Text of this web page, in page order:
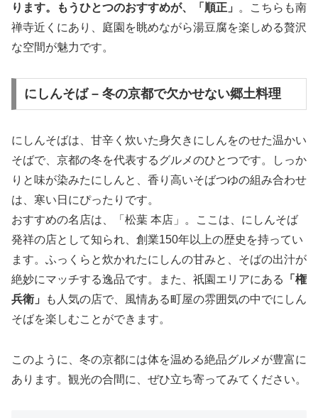
ります。もうひとつのおすすめが、「順正」
。こちらも南
禅寺近くにあり、庭園を眺めながら湯豆腐を楽しめる贅沢
な空間が魅力です。
にしんそば – 冬の京都で欠かせない郷土料理
にしんそばは、甘辛く炊いた身欠きにしんをのせた温かい
そばで、京都の冬を代表するグルメのひとつです。しっか
りと味が染みたにしんと、香り高いそばつゆの組み合わせ
は、寒い日にぴったりです。
おすすめの名店は、「松葉 本店」。ここは、にしんそば
発祥の店として知られ、創業150年以上の歴史を持ってい
ます。ふっくらと炊かれたにしんの甘みと、そばの出汁が
絶妙にマッチする逸品です。また、祇園エリアにある
「権
兵衛」
も人気の店で、風情ある町屋の雰囲気の中でにしん
そばを楽しむことができます。
このように、冬の京都には体を温める絶品グルメが豊富に
あります。観光の合間に、ぜひ立ち寄ってみてください。